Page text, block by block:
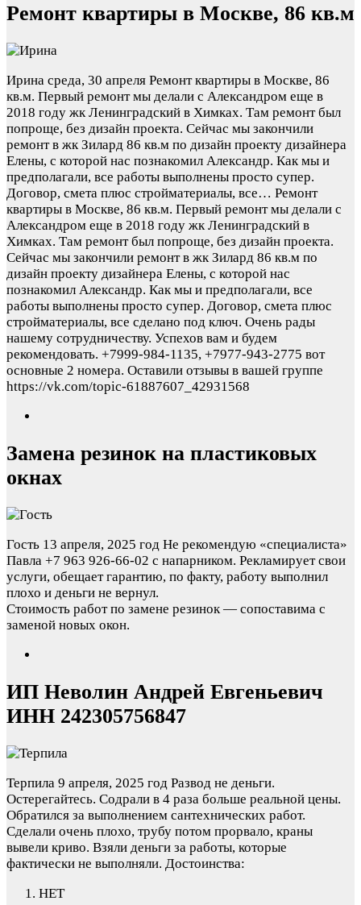
Ремонт квартиры в Москве, 86 кв.м
Ирина среда, 30 апреля Ремонт квартиры в Москве, 86
кв.м. Первый ремонт мы делали с Александром еще в
2018 году жк Ленинградский в Химках. Там ремонт был
попроще, без дизайн проекта. Сейчас мы закончили
ремонт в жк Зилард 86 кв.м по дизайн проекту дизайнера
Елены, с которой нас познакомил Александр. Как мы и
предполагали, все работы выполнены просто супер.
Договор, смета плюс стройматериалы, все… Ремонт
квартиры в Москве, 86 кв.м. Первый ремонт мы делали с
Александром еще в 2018 году жк Ленинградский в
Химках. Там ремонт был попроще, без дизайн проекта.
Сейчас мы закончили ремонт в жк Зилард 86 кв.м по
дизайн проекту дизайнера Елены, с которой нас
познакомил Александр. Как мы и предполагали, все
работы выполнены просто супер. Договор, смета плюс
стройматериалы, все сделано под ключ. Очень рады
нашему сотрудничеству. Успехов вам и будем
рекомендовать. +7999-984-1135, +7977-943-2775 вот
основные 2 номера. Оставили отзывы в вашей группе
https://vk.com/topic-61887607_42931568
Замена резинок на пластиковых
окнах
Гость 13 апреля, 2025 год Не рекомендую «специалиста»
Павла +7 963 926-66-02 с напарником. Рекламирует свои
услуги, обещает гарантию, по факту, работу выполнил
плохо и деньги не вернул.
Стоимость работ по замене резинок — сопоставима с
заменой новых окон.
ИП Неволин Андрей Евгеньевич
ИНН 242305756847
Терпила 9 апреля, 2025 год Развод не деньги.
Остерегайтесь. Содрали в 4 раза больше реальной цены.
Обратился за выполнением сантехнических работ.
Сделали очень плохо, трубу потом прорвало, краны
вывели криво. Взяли деньги за работы, которые
фактически не выполняли. Достоинства:
НЕТ